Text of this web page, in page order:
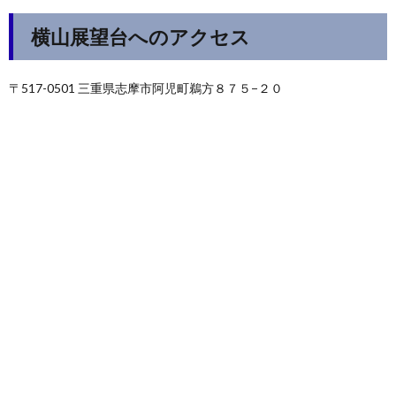
横山展望台へのアクセス
〒517-0501 三重県志摩市阿児町鵜方８７５−２０